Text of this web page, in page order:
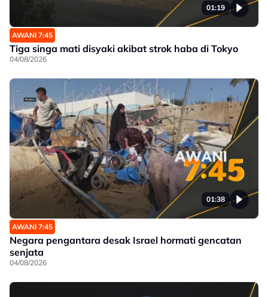
01:19
AWANI 7:45
Tiga singa mati disyaki akibat strok haba di Tokyo
04/08/2026
01:38
AWANI 7:45
Negara pengantara desak Israel hormati gencatan
senjata
04/08/2026